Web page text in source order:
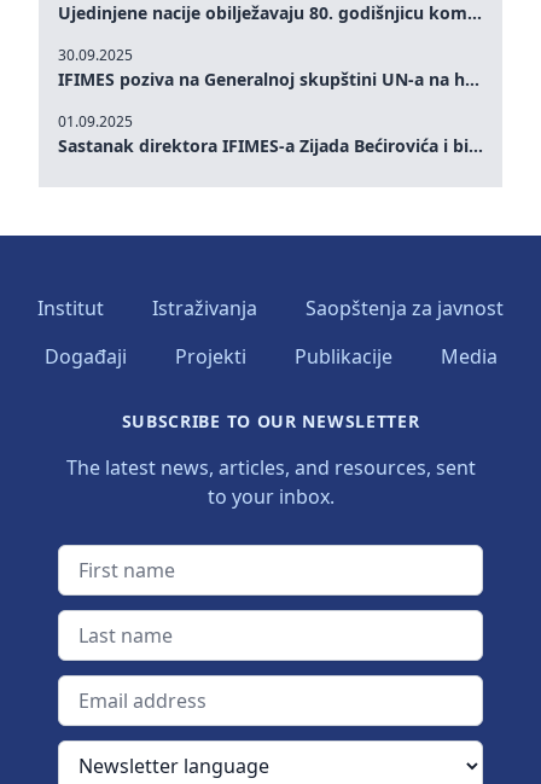
Ujedinjene nacije obilježavaju 80. godišnjicu komemoracijom na visokom nivou: Eileen Dong predstavlja IFIMES u oblasti ženskog liderstva, unapređenja mira, pravde, rodne ravnopravnosti i održivog razvoja
30.09.2025
IFIMES poziva na Generalnoj skupštini UN-a na hitna ulaganja u mentalno zdravlje i sisteme njege proširene umjetnom inteligencijom
01.09.2025
Sastanak direktora IFIMES-a Zijada Bećirovića i bivšeg premijera Crne Gore Dritana Abazovića
Institut Istraživanja
Saopštenja za javnost
Događaji
Projekti Publikacije Media
SUBSCRIBE TO OUR NEWSLETTER
The latest news, articles, and resources, sent
to your inbox.
First name
Last name
Email address
Newsletter language